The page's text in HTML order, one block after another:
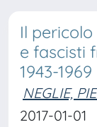
Il
e fascisti
1943-1969
NEGLIE,
2017-01-01